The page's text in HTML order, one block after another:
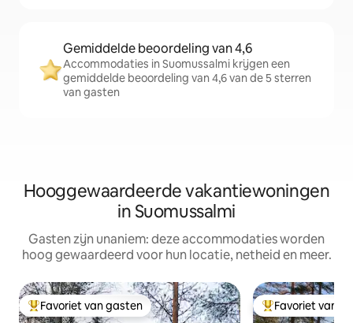
Gemiddelde beoordeling van 4,6
Accommodaties in Suomussalmi krijgen een
gemiddelde beoordeling van 4,6 van de 5 sterren
van gasten
Hooggewaardeerde vakantiewoningen
in Suomussalmi
Gasten zijn unaniem: deze accommodaties worden
hoog gewaardeerd voor hun locatie, netheid en meer.
Topfavoriet van gasten
Favoriet van gasten Topfavoriet van
Favoriet van